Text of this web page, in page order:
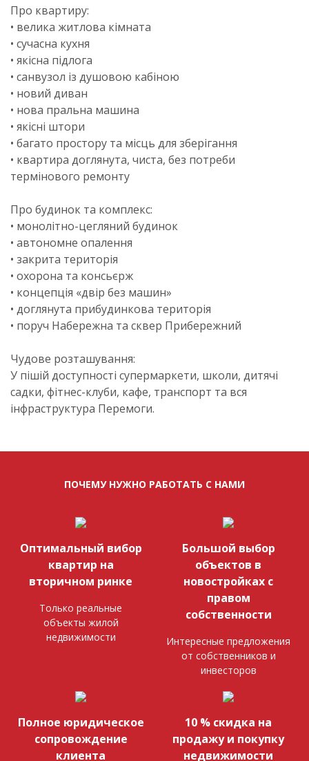
Про квартиру:
• велика житлова кімната
• сучасна кухня
• якісна підлога
• санвузол із душовою кабіною
• новий диван
• нова пральна машина
• якісні штори
• багато простору та місць для зберігання
• квартира доглянута, чиста, без потреби
термінового ремонту
Про будинок та комплекс:
• монолітно-цегляний будинок
• автономне опалення
• закрита територія
• охорона та консьєрж
• концепція «двір без машин»
• доглянута прибудинкова територія
• поруч Набережна та сквер Прибережний
Чудове розташування:
У пішій доступності супермаркети, школи, дитячі
садки, фітнес-клуби, кафе, транспорт та вся
інфраструктура Перемоги.
ПОЧЕМУ НУЖНО РАБОТАТЬ С НАМИ
Оптимальный вибор
квартир на
вторичном ринке
Только реальные
объекты жилой
недвижимости
Большой выбор
объектов в
новостройках с
правом
собственности
Интересные предложения
от собственников и
инвесторов
Полное юридическое
сопровождение
клиента
10 % скидка на
продажу и покупку
недвижимости